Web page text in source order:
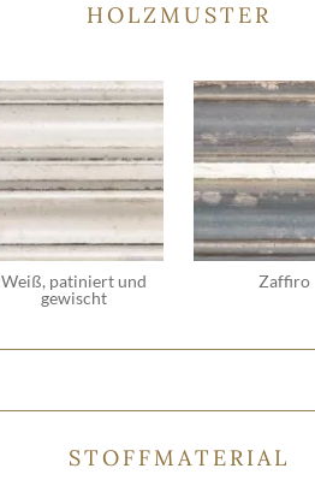
HOLZMUSTER
Weiß, patiniert und
gewischt
Zaffiro
STOFFMATERIAL